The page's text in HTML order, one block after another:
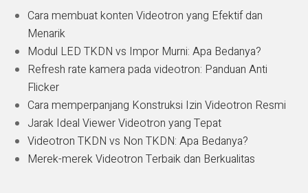
Cara membuat konten Videotron yang Efektif dan
Menarik
Modul LED TKDN vs Impor Murni: Apa Bedanya?
Refresh rate kamera pada videotron: Panduan Anti
Flicker
Cara memperpanjang Konstruksi Izin Videotron Resmi
Jarak Ideal Viewer Videotron yang Tepat
Videotron TKDN vs Non TKDN: Apa Bedanya?
Merek-merek Videotron Terbaik dan Berkualitas